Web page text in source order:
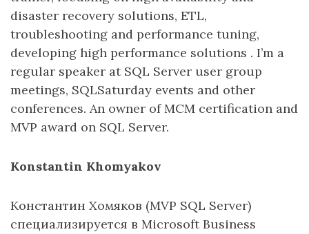
disaster recovery solutions, ETL,
troubleshooting and performance tuning,
developing high performance solutions . I’m a
regular speaker at SQL Server user group
meetings, SQLSaturday events and other
conferences. An owner of MCM certification and
MVP award on SQL Server.
Konstantin Khomyakov
Константин Хомяков (MVP SQL Server)
специализируется в Microsoft Business